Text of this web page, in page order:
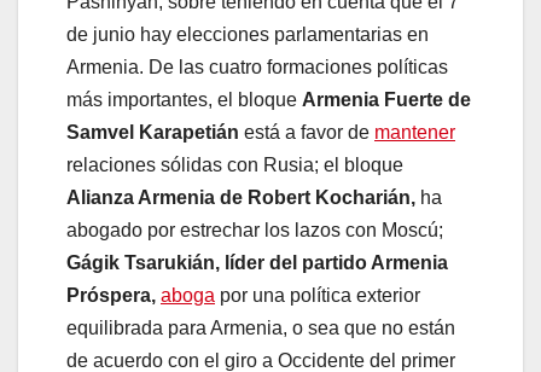
de junio hay elecciones parlamentarias en
Armenia. De las cuatro formaciones políticas
más importantes, el bloque Armenia Fuerte de
Samvel Karapetián está a favor de mantener
relaciones sólidas con Rusia; el bloque
Alianza Armenia de Robert Kocharián, ha
abogado por estrechar los lazos con Moscú;
Gágik Tsarukián, líder del partido Armenia
Próspera, aboga por una política exterior
equilibrada para Armenia, o sea que no están
de acuerdo con el giro a Occidente del primer